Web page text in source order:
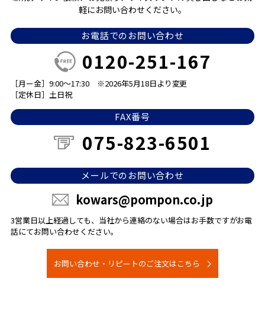
軽にお問い合わせください。
お電話でのお問い合わせ
0120-251-167
［月ー金］9:00～17:30
※2026年5月18日より変更
［定休日］土日祝
FAX番号
075-823-6501
メールでのお問い合わせ
kowars@pompon.co.jp
3営業日以上経過しても、当社から連絡のない場合はお手数ですがお電
話にてお問い合わせください。
お問い合わせ・リピートのご注文はこちら